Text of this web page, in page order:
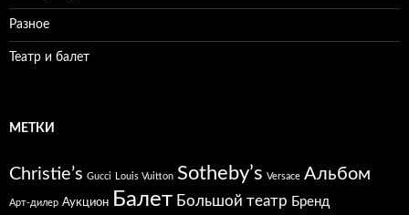
Разное
Театр и балет
МЕТКИ
Christie’s Gucci Louis Vuitton Sotheby’s Versace Альбом
Арт-дилер Аукцион Балет Большой театр Бренд